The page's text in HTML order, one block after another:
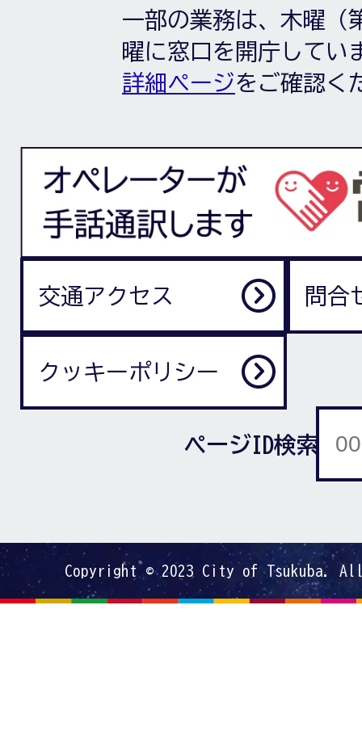
一部の業務は、木曜（
曜に窓口を開庁してい
詳細ページをご確認く
交通アクセス 問合
クッキーポリシー
ページID検索
Copyright © 2023 City of Tsukuba.